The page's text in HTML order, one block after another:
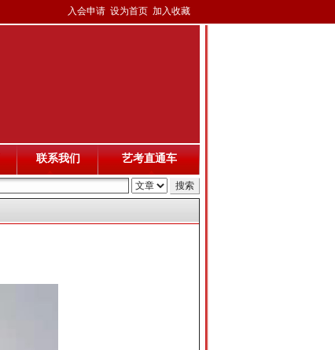
入会申请 设为首页 加入收藏
联系我们 艺考直通车